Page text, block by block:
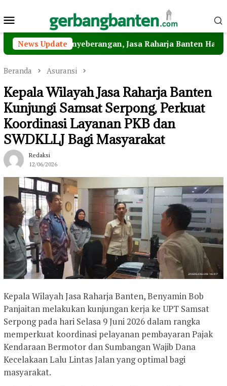
ke
Menu
Mobile
News Update
Penyeberangan, Jasa Raharja Banten Hadiri
Beranda Asuransi
Kepala Wilayah Jasa Raharja Banten
Kunjungi Samsat Serpong, Perkuat
Koordinasi Layanan PKB dan
SWDKLLJ Bagi Masyarakat
Redaksi
12/06/2026
Kepala Wilayah Jasa Raharja Banten, Benyamin Bob
Panjaitan melakukan kunjungan kerja ke UPT Samsat
Serpong pada hari Selasa 9 Juni 2026 dalam rangka
memperkuat koordinasi pelayanan pembayaran Pajak
Kendaraan Bermotor dan Sumbangan Wajib Dana
Kecelakaan Lalu Lintas Jalan yang optimal bagi
masyarakat.